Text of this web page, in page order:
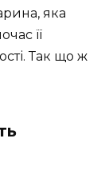
яка
її
Так що ж